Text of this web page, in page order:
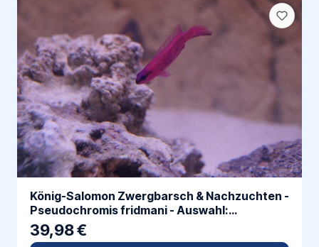
König-Salomon Zwergbarsch & Nachzuchten -
Pseudochromis fridmani - Auswahl:
Nachzucht
39,98 €